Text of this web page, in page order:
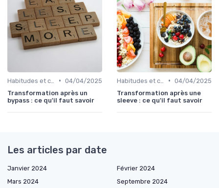
• 04/04/2025
Transformation après un
bypass : ce qu'il faut savoir
• 04/04/2025
Transformation après une
sleeve : ce qu'il faut savoir
Les articles par date
Janvier 2024
Février 2024
Mars 2024
Septembre 2024